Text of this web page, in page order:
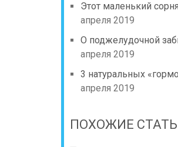
Этот маленький
апреля 2019
О поджелудочной
апреля 2019
3 натуральных
апреля 2019
ПОХОЖИЕ